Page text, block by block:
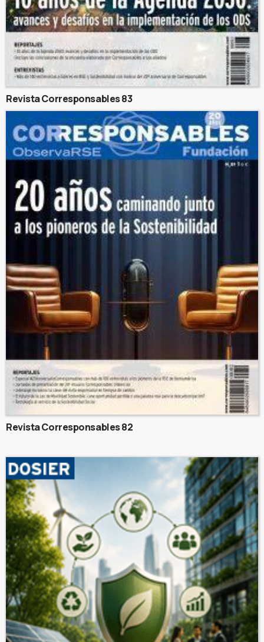
Revista Corresponsables 83
Revista Corresponsables 82